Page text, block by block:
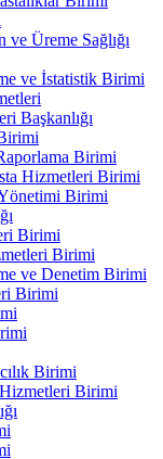
ve Üreme Sağlığı
ve İstatistik Birimi
Başkanlığı
Birimi
Hizmetleri Birimi
Birimi
Birimi
Birimi
ve Denetim Birimi
Birimi
Birimi
Hizmetleri Birimi